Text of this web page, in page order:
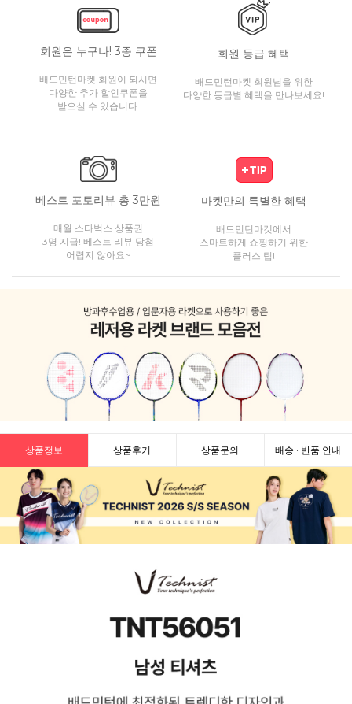
회원은 누구나! 3종 쿠폰
배드민턴마켓 회원이 되시면
다양한 추가 할인쿠폰을
받으실 수 있습니다.
회원 등급 혜택
배드민턴마켓 회원님을 위한
다양한 등급별 혜택을 만나보세요!
베스트 포토리뷰 총 3만원
매월 스타벅스 상품권
3명 지급! 베스트 리뷰 당첨
어렵지 않아요~
마켓만의 특별한 혜택
배드민턴마켓에서
스마트하게 쇼핑하기 위한
플러스 팁!
상품정보 상품후기 상품문의 배송 · 반품 안내